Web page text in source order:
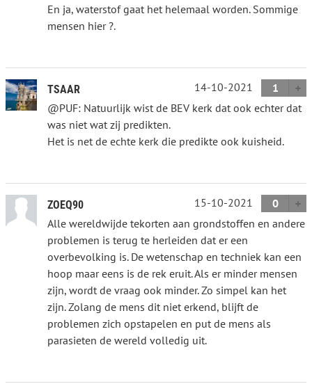
En ja, waterstof gaat het helemaal worden. Sommige
mensen hier ?.
TSAAR 14-10-2021
1
@PUF: Natuurlijk wist de BEV kerk dat ook echter dat
was niet wat zij predikten.
Het is net de echte kerk die predikte ook kuisheid.
ZOEQ90 15-10-2021
0
Alle wereldwijde tekorten aan grondstoffen en andere
problemen is terug te herleiden dat er een
overbevolking is. De wetenschap en techniek kan een
hoop maar eens is de rek eruit. Als er minder mensen
zijn, wordt de vraag ook minder. Zo simpel kan het
zijn. Zolang de mens dit niet erkend, blijft de
problemen zich opstapelen en put de mens als
parasieten de wereld volledig uit.